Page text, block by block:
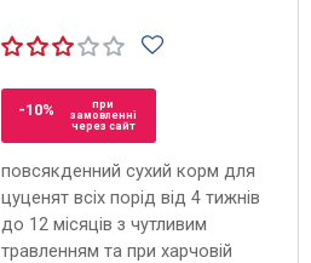
-10%
при
замовленні
через сайт
повсякденний сухий корм для
цуценят всіх порід від 4 тижнів
до 12 місяців з чутливим
травленням та при харчовій